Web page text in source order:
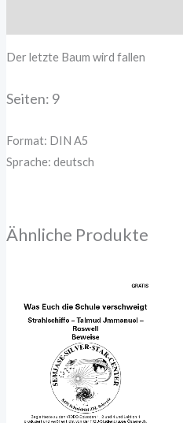
Der letzte Baum wird fallen
Seiten: 9
Format: DIN A5
Sprache: deutsch
Ähnliche Produkte